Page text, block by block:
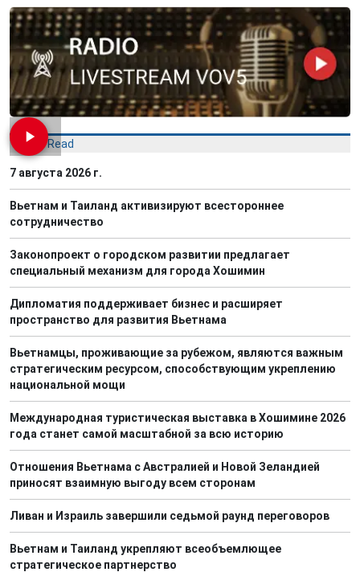
Most Read
7 августа 2026 г.
Вьетнам и Таиланд активизируют всестороннее
сотрудничество
Законопроект о городском развитии предлагает
специальный механизм для города Хошимин
Дипломатия поддерживает бизнес и расширяет
пространство для развития Вьетнама
Вьетнамцы, проживающие за рубежом, являются важным
стратегическим ресурсом, способствующим укреплению
национальной мощи
Международная туристическая выставка в Хошимине 2026
года станет самой масштабной за всю историю
Отношения Вьетнама с Австралией и Новой Зеландией
приносят взаимную выгоду всем сторонам
Ливан и Израиль завершили седьмой раунд переговоров
Вьетнам и Таиланд укрепляют всеобъемлющее
стратегическое партнерство